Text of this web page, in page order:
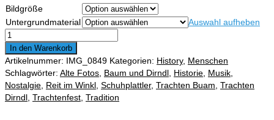
€324,50
Bildgröße
Untergrundmaterial
Auswahl aufheben
Liebespärchen
Menge
In den Warenkorb
Artikelnummer: IMG_0849 Kategorien: History, Menschen
Schlagwörter: Alte Fotos Baum und Dirndl Historie Musik
Nostalgie Reit im Winkl Schuhplattler, Trachten Buam Trachten
Dirndl Trachtenfest Tradition